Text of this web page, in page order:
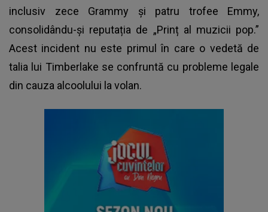
inclusiv zece Grammy și patru trofee Emmy,
consolidându-și reputația de „Prinț al muzicii pop.”
Acest incident nu este primul în care o vedetă de
talia lui Timberlake se confruntă cu probleme legale
din cauza alcoolului la volan.